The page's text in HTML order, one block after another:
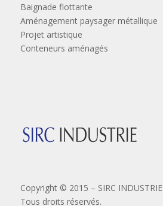
Baignade flottante
Aménagement paysager métallique
Projet artistique
Conteneurs aménagés
Copyright © 2015 – SIRC INDUSTRIE
Tous droits réservés.